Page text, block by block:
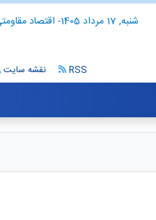
- اقتصاد شنبه, 17 مرداد 1405
نقشه سایت RSS